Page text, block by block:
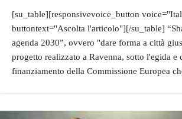
[su_table][responsivevoice_button
buttontext="Ascolta l'articolo"][/su_table]
agenda 2030”, ovvero "dare forma a città
progetto realizzato a Ravenna, sotto l'egida e
finanziamento della Commissione Europea